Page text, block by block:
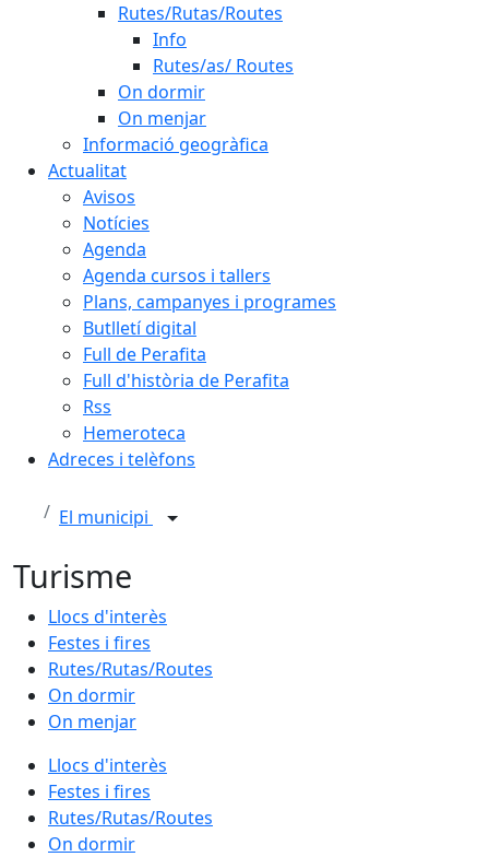
Rutes/Rutas/Routes
Info
Rutes/as/ Routes
On dormir
On menjar
Informació geogràfica
Actualitat
Avisos
Notícies
Agenda
Agenda cursos i tallers
Plans, campanyes i programes
Butlletí digital
Full de Perafita
Full d'història de Perafita
Rss
Hemeroteca
Adreces i telèfons
El municipi
Turisme
Llocs d'interès
Festes i fires
Rutes/Rutas/Routes
On dormir
On menjar
Llocs d'interès
Festes i fires
Rutes/Rutas/Routes
On dormir